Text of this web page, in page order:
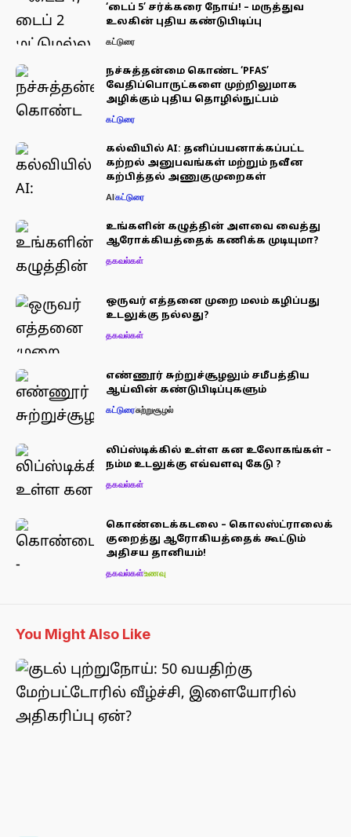
‘டைப் 5’ சர்க்கரை நோய்! – மருத்துவ
உலகின் புதிய கண்டுபிடிப்பு
கட்டுரை
நச்சுத்தன்மை கொண்ட ‘PFAS’
வேதிப்பொருட்களை முற்றிலுமாக
அழிக்கும் புதிய தொழில்நுட்பம்
கட்டுரை
கல்வியில் AI: தனிப்பயனாக்கப்பட்ட
கற்றல் அனுபவங்கள் மற்றும் நவீன
கற்பித்தல் அணுகுமுறைகள்
AIகட்டுரை
உங்களின் கழுத்தின் அளவை வைத்து
ஆரோக்கியத்தைக் கணிக்க முடியுமா?
தகவல்கள்
ஒருவர் எத்தனை முறை மலம் கழிப்பது
உடலுக்கு நல்லது?
தகவல்கள்
எண்ணூர் சுற்றுச்சூழலும் சமீபத்திய
ஆய்வின் கண்டுபிடிப்புகளும்
கட்டுரைசுற்றுசூழல்
லிப்ஸ்டிக்கில் உள்ள கன உலோகங்கள் –
நம்ம உடலுக்கு எவ்வளவு கேடு ?
தகவல்கள்
கொண்டைக்கடலை – கொலஸ்ட்ராலைக்
குறைத்து ஆரோகியத்தைக் கூட்டும்
அதிசய தானியம்!
தகவல்கள்உணவு
You Might Also Like